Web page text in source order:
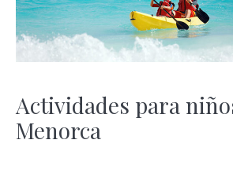
Actividades para
Menorca